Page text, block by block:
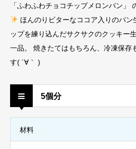
「ふわふわチョコチップメロンパン」
ほんのりビターなココア入りのパン
ップを練り込んだサクサクのクッキー
一品。 焼きたてはもちろん、冷凍保存
す( ´∀｀ )
5個分
材料